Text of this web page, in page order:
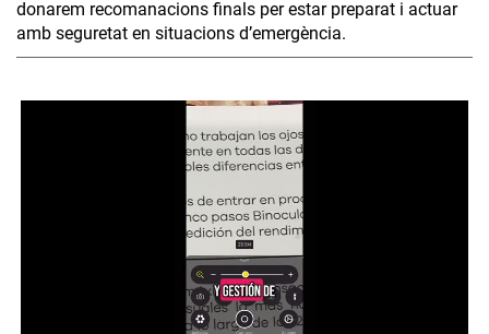
donarem recomanacions finals per estar preparat i actuar
amb seguretat en situacions d’emergència.